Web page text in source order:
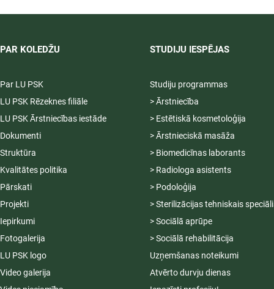
PAR KOLEDŽU
Par LU PSK
LU PSK Rēzeknes filiāle
LU PSK Ārstniecības iestāde
Dokumenti
Struktūra
Kvalitātes politika
Pārskati
Projekti
Iepirkumi
Fotogalerija
LU PSK logo
Video galerija
STUDIJU IESPĒJAS
Studiju programmas
> Ārstniecība
> Estētiskā kosmetoloģija
> Ārstnieciskā masāža
> Biomedicīnas laborants
> Radiologa asistents
> Podoloģija
> Sterilizācijas tehniskais
> Sociālā aprūpe
> Sociālā rehabilitācija
Uzņemšanas noteikumi
Atvērto durvju dienas